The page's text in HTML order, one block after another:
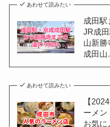
あわせて読みたい
成田駅
JR成
山新勝
成田
あわせて読みたい
【
ーメン
お気に